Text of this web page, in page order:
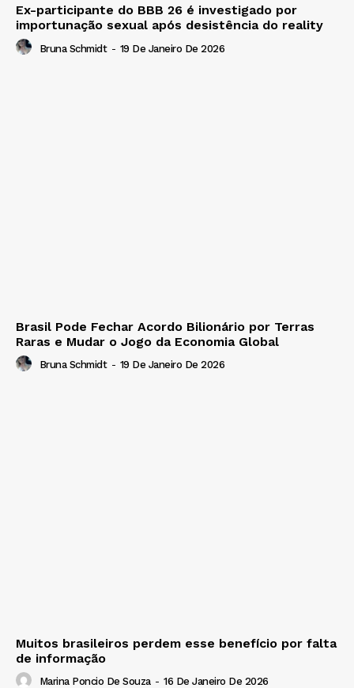
Ex-participante do BBB 26 é investigado por
importunação sexual após desistência do reality
Bruna Schmidt - 19 De Janeiro De 2026
Brasil Pode Fechar Acordo Bilionário por Terras
Raras e Mudar o Jogo da Economia Global
Bruna Schmidt - 19 De Janeiro De 2026
Muitos brasileiros perdem esse benefício por falta
de informação
Marina Poncio De Souza - 16 De Janeiro De 2026